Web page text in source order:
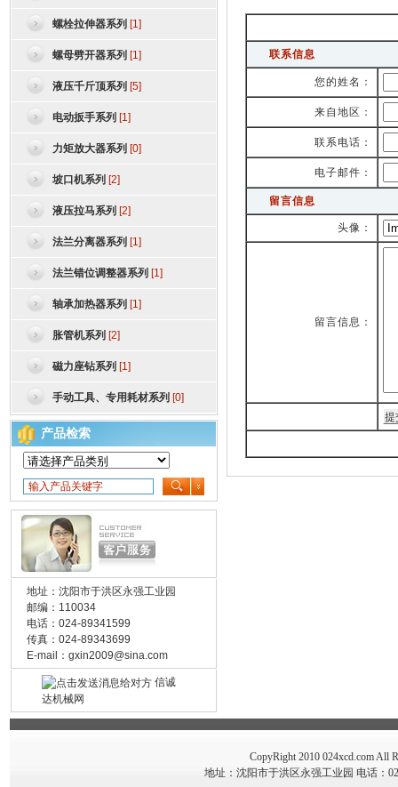
螺栓拉伸器系列 [1]
螺母劈开器系列 [1]
液压千斤顶系列 [5]
电动扳手系列 [1]
力矩放大器系列 [0]
坡口机系列 [2]
液压拉马系列 [2]
法兰分离器系列 [1]
法兰错位调整器系列 [1]
轴承加热器系列 [1]
胀管机系列 [2]
磁力座钻系列 [1]
手动工具、专用耗材系列 [0]
产品检索
地址：沈阳市于洪区永强工业园
邮编：110034
电话：024-89341599
传真：024-89343699
E-mail： gxin2009@sina.com
信诚
达机械网
联系信息
您的姓名：
来自地区：
联系电话：
电子邮件：
留言信息
头像：
留言信息：
CopyRight 2010 024xcd.com All
地址：沈阳市于洪区永强工业园 电话：